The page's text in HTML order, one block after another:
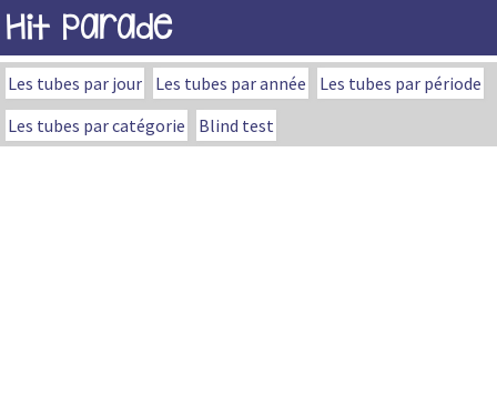
Hit Parade
Les tubes par jour Les tubes par année
Les tubes par période
Les tubes par catégorie
Blind test